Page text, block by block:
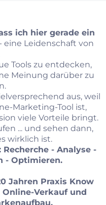
ich hier gerade ein
- eine Leidenschaft von
Tools zu entdecken,
Meinung darüber zu
aus, weil
Marketing-Tool ist,
viele Vorteile bringt.
... und sehen dann,
wirklich ist.
- Analyse -
- Optimieren.
Jahren Praxis Know
Verkauf und